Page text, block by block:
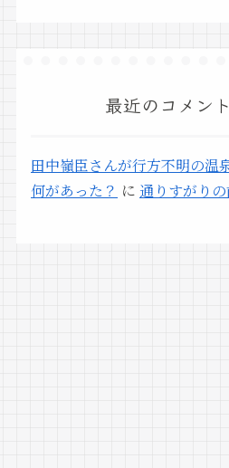
最近のコメント
田中嶺臣さんが行方不明の温
何があった？ に 通りすがり